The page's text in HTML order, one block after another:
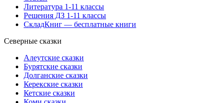
Литература 1-11 классы
Решения ДЗ 1-11 классы
СкладКниг — бесплатные книги
Северные сказки
Алеутские сказки
Бурятские сказки
Долганские сказки
Керекские сказки
Кетские сказки